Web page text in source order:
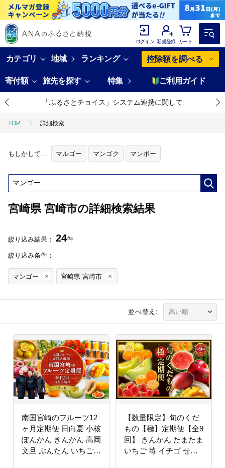
ログイン 新規登録 カート
カテゴリ 地域 ランキング 控除額を調べる
寄付額 旅先を探す 特集 ご利用ガイド
「ふるさとチョイス」システム連携に関して
TOP 詳細検索
もしかして… マルゴー マンゴク マンボー
宮崎県 宮崎市の詳細検索結果
絞り込み結果： 24件
絞り込み条件：
マンゴー 宮崎県 宮崎市
並べ替え:
南国宮崎のフルーツ12
ヶ月定期便 日向夏 小核
ぽんかん きんかん 高岡
文旦 ぶんたん いちご
【数量限定】旬のくだ
もの【極】定期便【全9
回】 きんかん たまたま
いちご 苺 イチゴ せと